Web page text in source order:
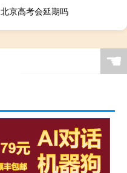
北京高考会延期吗
☚